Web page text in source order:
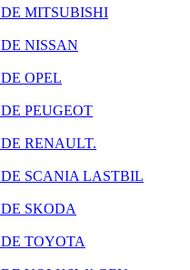
MITSUBISHI
NISSAN
OPEL
PEUGEOT
RENAULT.
SCANIA LASTBIL
SKODA
TOYOTA